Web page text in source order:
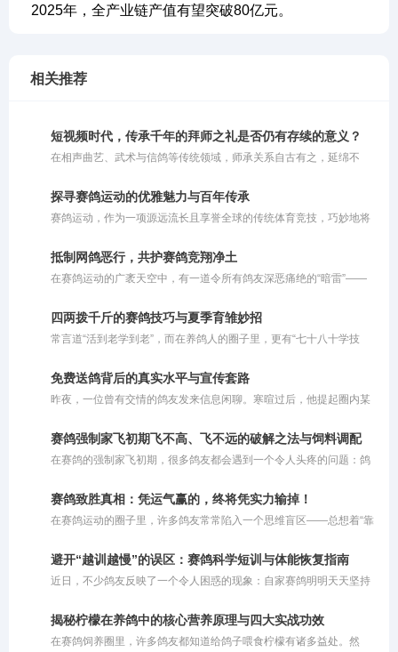
2025年，全产业链产值有望突破80亿元。
相关推荐
短视频时代，传承千年的拜师之礼是否仍有存续的意义？
在相声曲艺、武术与信鸽等传统领域，师承关系自古有之，延绵不
织出了一张清晰的技艺传承图谱。然而，置身于瞬息万变的短视频时
代，当基础知识与技艺获取变得触手可得，一个引人深思的问题浮出
水面：如今，我们还需要拜师吗？
探寻赛鸽运动的优雅魅力与百年传承
赛鸽运动，作为一项源远流长且享誉全球的传统体育竞技，巧妙地将
发力定胜负，而是对鸽子与生俱来的归巢本能、持久耐力以及精准方
向感的深度考量。同时，它也是一场考验鸽主科学饲养与训练策略的
综合较量，完美诠释了人与自然和谐共舞的竞技美学。在现代竞翔体
力、智慧与团队协作于一体的优雅盛会。
抵制网鸽恶行，共护赛鸽竞翔净土
在赛鸽运动的广袤天空中，有一道令所有鸽友深恶痛绝的“暗雷”——
的行径，不仅践踏了体育竞技的公平底线，更在情理与法律的双重维
度上被严厉禁止。
四两拨千斤的赛鸽技巧与夏季育雏妙招
常言道“活到老学到老”，而在养鸽人的圈子里，更有“七十八十学技
研超出自身脑力和体能极限的繁杂办法。其实不然，这里所说的“技
巧”，更多是指一种**“四两拨千斤”的智慧与策略**。对于年长的鸽友
而言，由于精力和体能的限制，养鸽方式理应顺势而为，巧妙借力。
免费送鸽背后的真实水平与宣传套路
昨夜，一位曾有交情的鸽友发来信息闲聊。寒暄过后，他提起圈内某
费提供给鸽友交费参赛，唯一的要求就是把获奖的鸽子拍回来。鸽友
劝我也效仿此法，多送免费鸽子让他人试验，以此扩大知名度，让更
多人体验自家鸽系的实力。他甚至提到，有人用该名家的鸽子在寄养
赛鸽强制家飞初期飞不高、飞不远的破解之法与饲料调配
在赛鸽的强制家飞初期，很多鸽友都会遇到一个令人头疼的问题：鸽
成：一是夏季高温炎热；二是赛鸽的气囊功能尚未完全打开；三是鸽
子之前没有经历过高强度的飞行训练，体能储备不足。
赛鸽致胜真相：凭运气赢的，终将凭实力输掉！
在赛鸽运动的圈子里，许多鸽友常常陷入一个思维盲区——总想着“靠
金，最终一定会因为自身实力不足而亏出去。简而言之，即便你的鸽
子偶然飞出了好成绩，但如果你自身的养鸽水平和综合实力不够，很
容易在后续的比赛中赔回去。一味依赖运气去打比赛，注定无法在这
避开“越训越慢”的误区：赛鸽科学短训与体能恢复指南
近日，不少鸽友反映了一个令人困惑的现象：自家赛鸽明明天天坚持
归巢，如今鸽主自己都到家许久了，依然有部分赛鸽在空中徘徊。详
细了解其训练日志后不难发现，问题并非鸽子退步了，而是训练“过了
头”。
揭秘柠檬在养鸽中的核心营养原理与四大实战功效
在赛鸽饲养圈里，许多鸽友都知道给鸽子喂食柠檬有诸多益处。然